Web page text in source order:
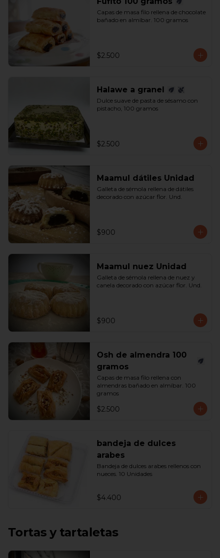
Capas de masa filo rellena de chocolate
bañado en almíbar. 100 gramos
$2.500
Halawe a granel
Dulce suave de pasta de sésamo con
pistacho, 100 gramos
$2.500
Maamul dátiles Unidad
Galleta de sémola rellena de dátiles
decorado con azúcar flor. Und.
$900
Maamul nuez Unidad
Galleta de sémola rellena de nuez y
canela decorado con azúcar flor. Und.
$900
Osh de almendra 100
gramos
Capas de masa filo rellena con
almendras bañado en almíbar. 100
gramos
$2.500
bandeja de dulces
arabes
Bandeja de dulces arabes rellenos con
nueces. 10 Unidades
$4.400
Tortas y tartaletas